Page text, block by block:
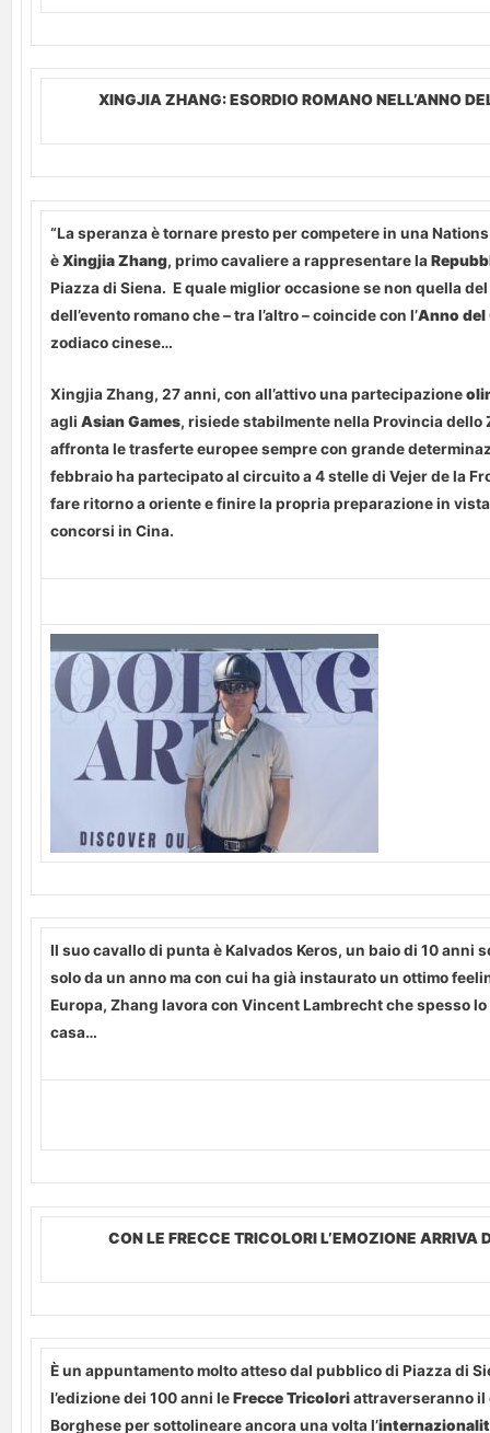
XINGJIA ZHANG: ESORDIO ROMANO NELL’ANNO
“La speranza è tornare presto per competere in una Nations
èXingjia Zhang, primo cavaliere a rappresentare la
Piazza di Siena. E quale miglior occasione se non quella
dell’evento romano che – tra l’altro – coincide con l’Anno del
zodiaco cinese…
Xingjia Zhang, 27 anni, con all’attivo una partecipazione
agli Asian Games, risiede stabilmente nella Provincia dello
affronta le trasferte europee sempre con grande
febbraio ha partecipato al circuito a 4 stelle di Vejer de la
fare ritorno a oriente e finire la propria preparazione in vista
concorsi in Cina.
Il suo cavallo di punta è Kalvados Keros, un baio di 10 anni
solo da un anno ma con cui ha già instaurato un ottimo
Europa, Zhang lavora con Vincent Lambrecht che spesso
casa…
CON LE FRECCE TRICOLORI L’EMOZIONE ARRIVA
È un appuntamento molto atteso dal pubblico di Piazza di
l’edizione dei 100 anni leFrecce Tricoloriattraverseranno il
Borghese per sottolineare ancora una volta l’